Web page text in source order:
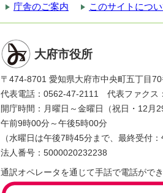
庁舎のご案内 このサイトにつ
大府市役所
〒474-8701 愛知県大府市中央町五丁目70
代表電話：0562-47-2111 代表ファクス
開庁時間：月曜日～金曜日（祝日・12月
午前9時00分～午後5時00分
（水曜日は午後7時45分まで、最終受付：
法人番号：5000020232238
通訳オペレータを通じて手話で電話ができ